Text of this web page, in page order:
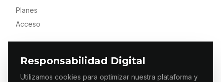
Responsabilidad Digital
Utilizamos cookies para optimizar nuestra plataforma y
Planes
Acceso